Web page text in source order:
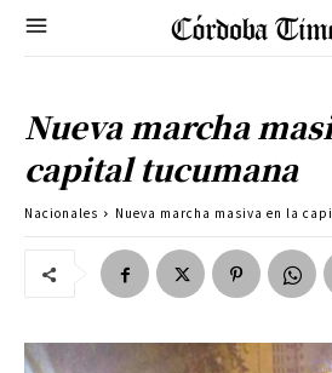
Nueva marcha
capital tucumana
Nacionales Nueva marcha masiva en la